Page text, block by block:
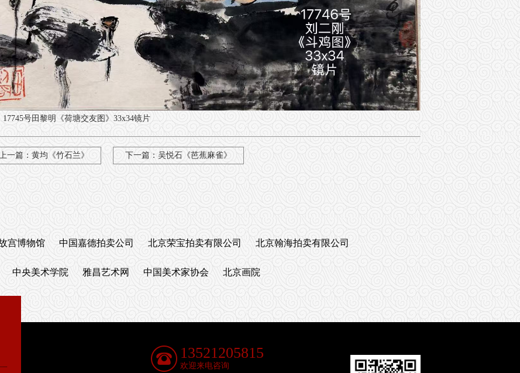
17745号田黎明《荷塘交友图》33x34镜片
一篇： 黄均《竹石兰》 下一篇： 吴悦石《芭蕉麻雀》
宫博物馆 中国嘉德拍卖公司 北京荣宝拍卖有限公司 北京翰海拍卖有限公司
中央美术学院 雅昌艺术网 中国美术家协会 北京画院
13521205815
欢迎来电咨询